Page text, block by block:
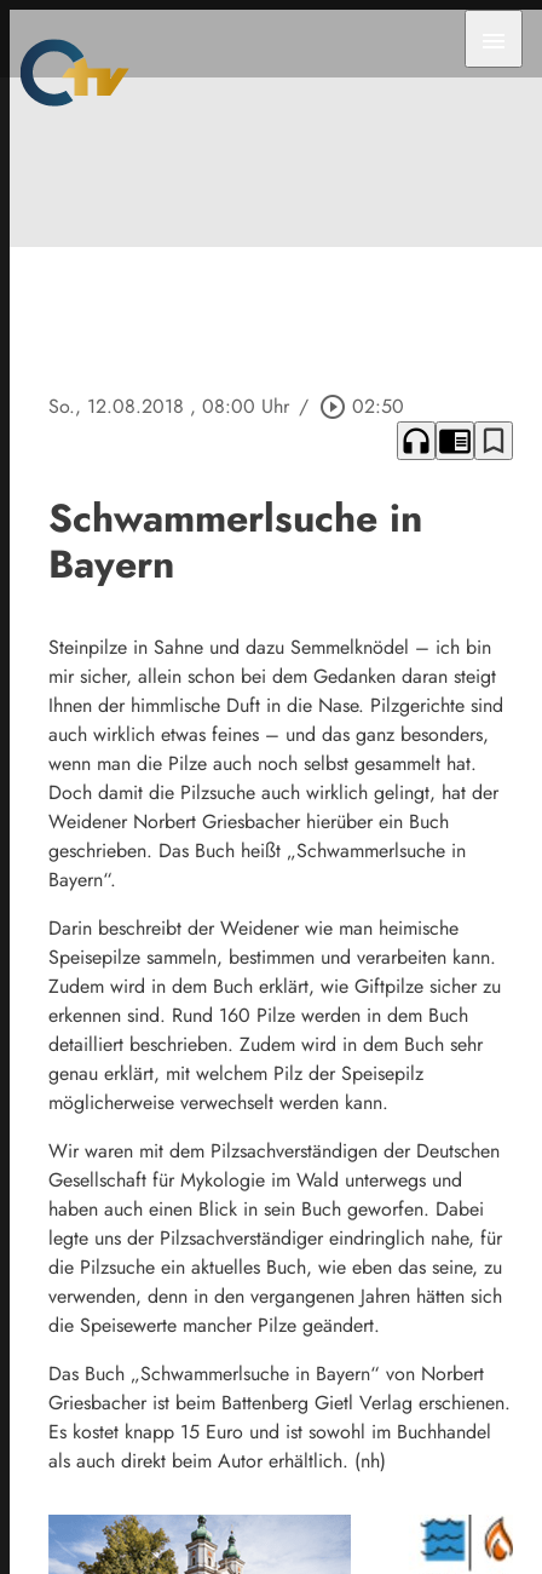
So., 12.08.2018 , 08:00 Uhr / play_circle_outline 02:50
headphones chrome_reader_mode bookmark_border
Schwammerlsuche in
Bayern
Steinpilze in Sahne und dazu Semmelknödel – ich bin
mir sicher, allein schon bei dem Gedanken daran steigt
Ihnen der himmlische Duft in die Nase. Pilzgerichte sind
auch wirklich etwas feines – und das ganz besonders,
wenn man die Pilze auch noch selbst gesammelt hat.
Doch damit die Pilzsuche auch wirklich gelingt, hat der
Weidener Norbert Griesbacher hierüber ein Buch
geschrieben. Das Buch heißt „Schwammerlsuche in
Bayern“.
Darin beschreibt der Weidener wie man heimische
Speisepilze sammeln, bestimmen und verarbeiten kann.
Zudem wird in dem Buch erklärt, wie Giftpilze sicher zu
erkennen sind. Rund 160 Pilze werden in dem Buch
detailliert beschrieben. Zudem wird in dem Buch sehr
genau erklärt, mit welchem Pilz der Speisepilz
möglicherweise verwechselt werden kann.
Wir waren mit dem Pilzsachverständigen der Deutschen
Gesellschaft für Mykologie im Wald unterwegs und
haben auch einen Blick in sein Buch geworfen. Dabei
legte uns der Pilzsachverständiger eindringlich nahe, für
die Pilzsuche ein aktuelles Buch, wie eben das seine, zu
verwenden, denn in den vergangenen Jahren hätten sich
die Speisewerte mancher Pilze geändert.
Das Buch „Schwammerlsuche in Bayern“ von Norbert
Griesbacher ist beim Battenberg Gietl Verlag erschienen.
Es kostet knapp 15 Euro und ist sowohl im Buchhandel
als auch direkt beim Autor erhältlich. (nh)